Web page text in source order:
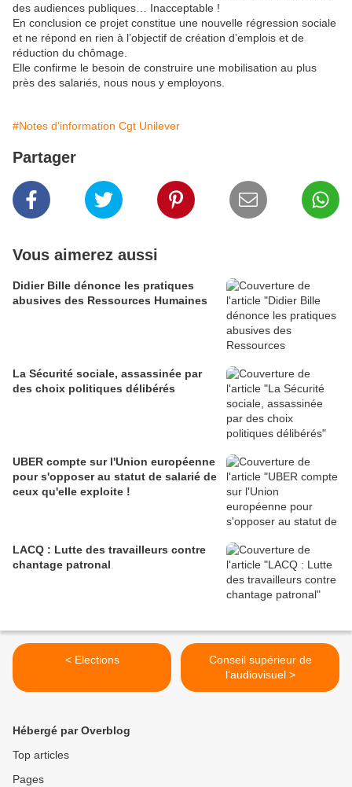
des audiences publiques… Inacceptable !
En conclusion ce projet constitue une nouvelle régression sociale
et ne répond en rien à l’objectif de création d’emplois et de
réduction du chômage.
Elle confirme le besoin de construire une mobilisation au plus
près des salariés, nous nous y employons.
#Notes d'information Cgt Unilever
Partager
Vous aimerez aussi
Didier Bille dénonce les pratiques
abusives des Ressources Humaines
La Sécurité sociale, assassinée par
des choix politiques délibérés
UBER compte sur l'Union européenne
pour s'opposer au statut de salarié de
ceux qu'elle exploite !
LACQ : Lutte des travailleurs contre
chantage patronal
< Elections
Conseil supérieur de
l’audiovisuel >
Hébergé par Overblog
Top articles
Pages